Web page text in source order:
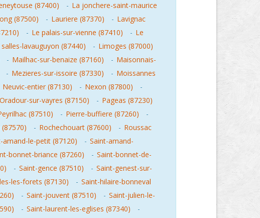
(87400) - La jonchere-saint-maurice
(87500) - Lauriere (87370) - Lavignac
- Le palais-sur-vienne (87410) - Le
salles-lavauguyon (87440) - Limoges (87000)
- Mailhac-sur-benaize (87160) - Maisonnais-
- Mezieres-sur-issoire (87330) - Moissannes
Neuvic-entier (87130) - Nexon (87800)
-
Oradour-sur-vayres (87150) - Pageas (87230)
(87510) - Pierre-buffiere (87260)
-
- Rochechouart (87600) - Roussac
amand-le-petit (87120) - Saint-amand-
bonnet-briance (87260) - Saint-bonnet-de-
- Saint-gence (87510) - Saint-genest-sur-
les-forets (87130) - Saint-hilaire-bonneval
- Saint-jouvent (87510) - Saint-julien-le-
- Saint-laurent-les-eglises (87340)
-